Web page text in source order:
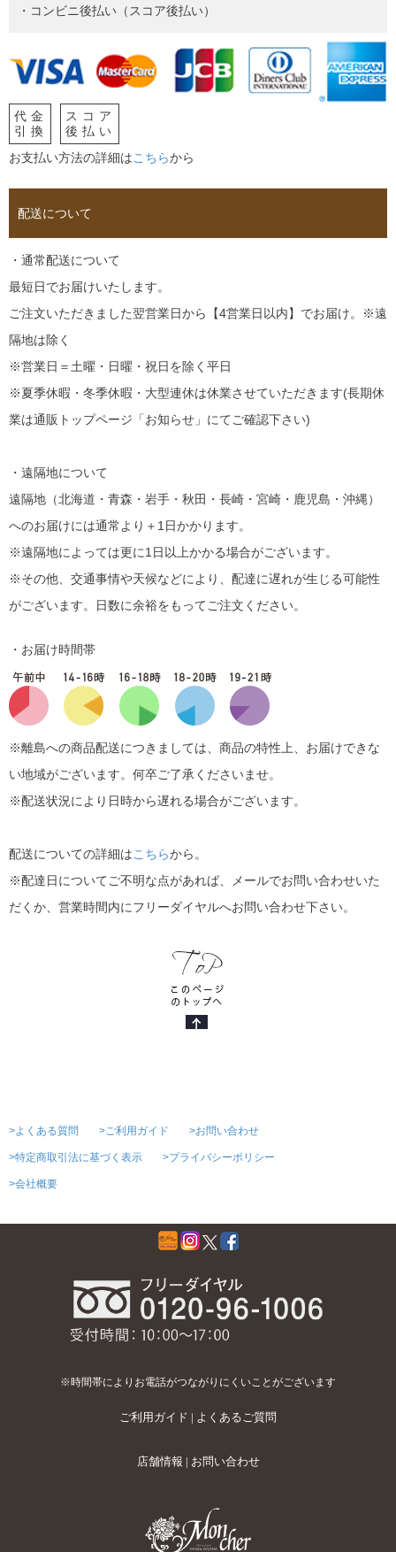
・コンビニ後払い（スコア後払い）
代金
引換
スコア
後払い
お支払い方法の詳細はこちらから
配送について
・通常配送について
最短日でお届けいたします。
ご注文いただきました翌営業日から【4営業日以内】でお届け。※遠
隔地は除く
※営業日＝土曜・日曜・祝日を除く平日
※夏季休暇・冬季休暇・大型連休は休業させていただきます(長期休
業は通販トップページ「お知らせ」にてご確認下さい)
・遠隔地について
遠隔地（北海道・青森・岩手・秋田・長崎・宮崎・鹿児島・沖縄）
へのお届けには通常より＋1日かかります。
※遠隔地によっては更に1日以上かかる場合がございます。
※その他、交通事情や天候などにより、配達に遅れが生じる可能性
がございます。日数に余裕をもってご注文ください。
・お届け時間帯
※離島への商品配送につきましては、商品の特性上、お届けできな
い地域がございます。何卒ご了承くださいませ。
※配送状況により日時から遅れる場合がございます。
配送についての詳細はこちらから。
※配達日についてご不明な点があれば、メールでお問い合わせいた
だくか、営業時間内にフリーダイヤルへお問い合わせ下さい。
>よくある質問 >ご利用ガイド >お問い合わせ
>特定商取引法に基づく表示 >プライバシーポリシー
>会社概要
※時間帯によりお電話がつながりにくいことがございます
ご利用ガイド | よくあるご質問
店舗情報 | お問い合わせ